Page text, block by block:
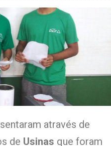
através de
de Usinas que foram